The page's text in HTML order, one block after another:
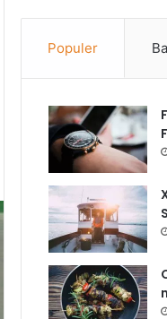
Populer